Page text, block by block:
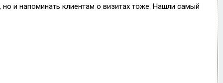
но и напоминать клиентам о визитах тоже. Нашли самый